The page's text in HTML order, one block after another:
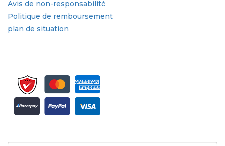
Avis de non-responsabilité
Politique de remboursement
plan de situation